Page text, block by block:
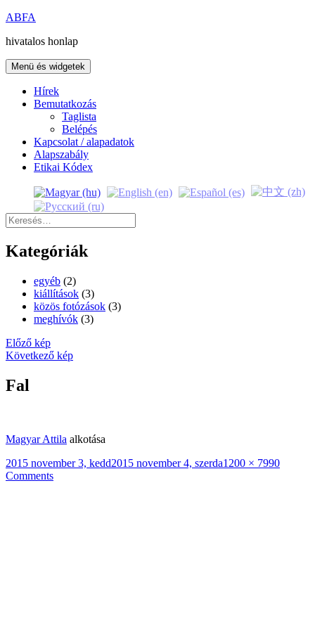
Kilépés
tartalomba
ABFA
hivatalos honlap
Menü és widgetek
Hírek
Bemutatkozás
Taglista
Belépés
Kapcsolat / alapadatok
Alapszabály
Etikai Kódex
Keresés:
Kategóriák
egyéb (2)
kiállítások (3)
közös fotózások (3)
meghívók (3)
Előző kép
Következő kép
Fal
Magyar Attila alkotása
Közzétéve
2015 november 3, kedd2015 november 4, szerdaTeljes
1200 × 7990
Comments